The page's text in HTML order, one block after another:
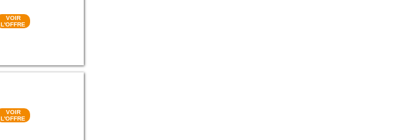
VOIR
L'OFFRE
VOIR
L'OFFRE